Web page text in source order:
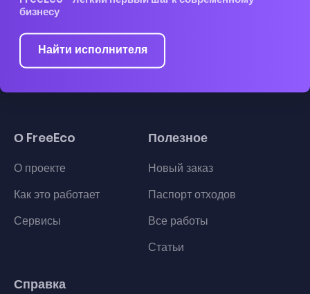
бизнесу
Найти исполнителя
О FreeEco
О проекте
Как это работает
Сервисы
Полезное
Новый заказ
Паспорт отходов
Все работы
Статьи
Справка